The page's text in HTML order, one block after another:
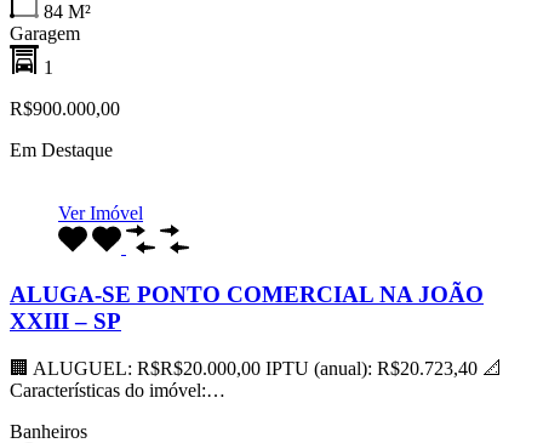
84 M²
Garagem
1
R$900.000,00
Em Destaque
Ver Imóvel
ALUGA-SE PONTO COMERCIAL NA JOÃO
XXIII – SP
🏢 ALUGUEL: R$R$20.000,00 IPTU (anual): R$20.723,40 📐
Características do imóvel:…
Banheiros